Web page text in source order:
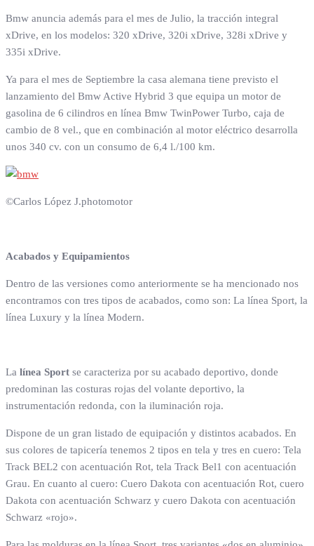
Bmw anuncia además para el mes de Julio, la tracción integral
xDrive, en los modelos: 320 xDrive, 320i xDrive, 328i xDrive y
335i xDrive.
Ya para el mes de Septiembre la casa alemana tiene previsto el
lanzamiento del Bmw Active Hybrid 3 que equipa un motor de
gasolina de 6 cilindros en línea Bmw TwinPower Turbo, caja de
cambio de 8 vel., que en combinación al motor eléctrico desarrolla
unos 340 cv. con un consumo de 6,4 l./100 km.
©Carlos López J.photomotor
Acabados y Equipamientos
Dentro de las versiones como anteriormente se ha mencionado nos
encontramos con tres tipos de acabados, como son: La línea Sport, la
línea Luxury y la línea Modern.
La línea Sport se caracteriza por su acabado deportivo, donde
predominan las costuras rojas del volante deportivo, la
instrumentación redonda, con la iluminación roja.
Dispone de un gran listado de equipación y distintos acabados. En
sus colores de tapicería tenemos 2 tipos en tela y tres en cuero: Tela
Track BEL2 con acentuación Rot, tela Track Bel1 con acentuación
Grau. En cuanto al cuero: Cuero Dakota con acentuación Rot, cuero
Dakota con acentuación Schwarz y cuero Dakota con acentuación
Schwarz «rojo».